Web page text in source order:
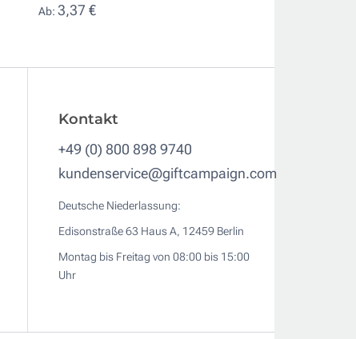
Ab: 3,37 €
Kontakt
+49 (0) 800 898 9740
kundenservice@giftcampaign.com
Deutsche Niederlassung:
Edisonstraße 63 Haus A, 12459 Berlin
Montag bis Freitag von 08:00 bis 15:00
Uhr